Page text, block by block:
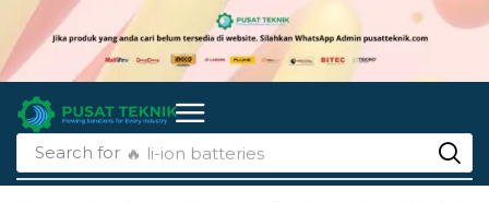
Search for 🔥 li-ion batteries